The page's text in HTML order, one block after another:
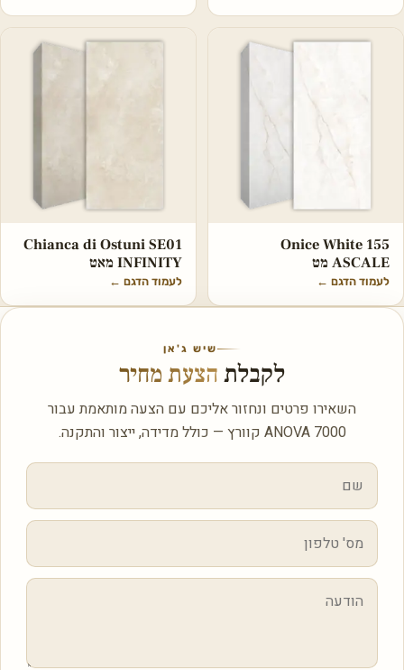
Onice White 155
ASCALE מט
לעמוד הדגם ←
Chianca di Ostuni SE01
INFINITY מאט
לעמוד הדגם ←
שיש ג'אן
לקבלת הצעת מחיר
השאירו פרטים ונחזור אליכם עם הצעה מותאמת עבור
ANOVA 7000 קוורץ — כולל מדידה, ייצור והתקנה.